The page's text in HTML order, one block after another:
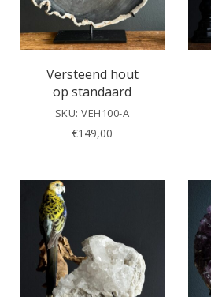
Versteend hout
op standaard
SKU: VEH100-A
€149,00